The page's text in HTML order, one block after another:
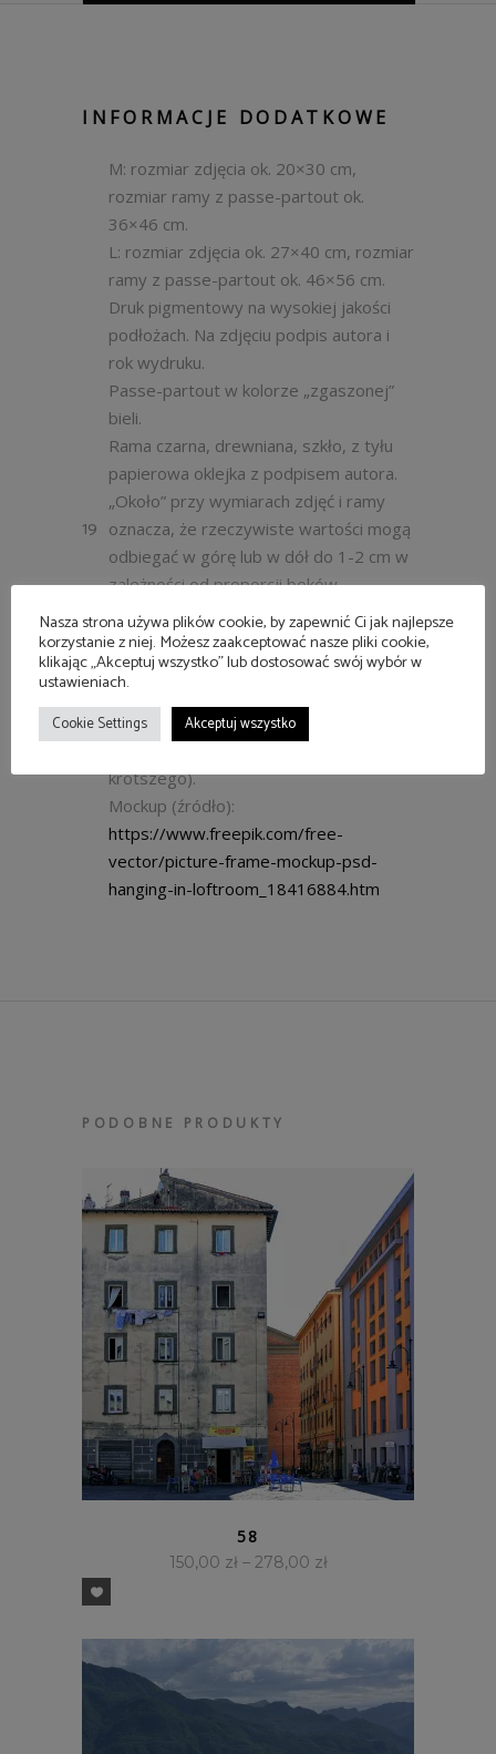
INFORMACJE DODATKOWE
19
M: rozmiar zdjęcia ok. 20×30 cm,
rozmiar ramy z passe-partout ok.
36×46 cm.
L: rozmiar zdjęcia ok. 27×40 cm, rozmiar
ramy z passe-partout ok. 46×56 cm.
Druk pigmentowy na wysokiej jakości
podłożach. Na zdjęciu podpis autora i
rok wydruku.
Passe-partout w kolorze „zgaszonej”
bieli.
Rama czarna, drewniana, szkło, z tyłu
papierowa oklejka z podpisem autora.
„Około” przy wymiarach zdjęć i ramy
oznacza, że rzeczywiste wartości mogą
odbiegać w górę lub w dół do 1-2 cm w
zależności od proporcji boków
fotografii.
Modyfikacja zamówienia (wymiar, rama,
kolor passe-partout) – proszę pisać:
kontakt@cosnasciane.pl
proszę o podanie numeru zdjęcia.
krótszego).
Mockup (źródło):
https://www.freepik.com/free-
vector/picture-frame-mockup-psd-
hanging-in-loftroom_18416884.htm
PODOBNE PRODUKTY
58
150,00 zł – 278,00 zł
Nasza strona używa plików cookie, by zapewnić Ci jak najlepsze
korzystanie z niej. Możesz zaakceptować nasze pliki cookie,
klikając „Akceptuj wszystko” lub dostosować swój wybór w
ustawieniach.
Cookie Settings Akceptuj wszystko